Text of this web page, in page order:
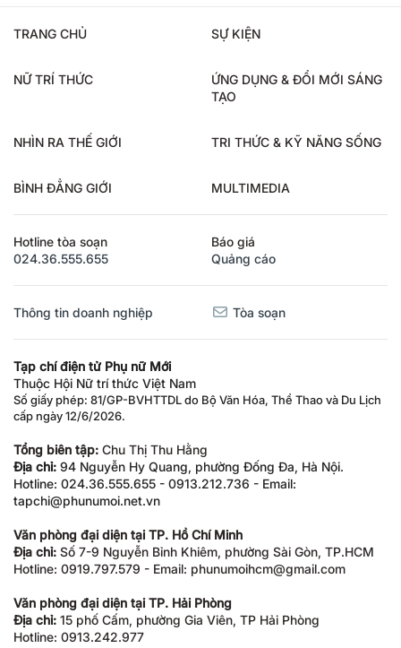
TRANG CHỦ SỰ KIỆN
NỮ TRÍ THỨC
ỨNG DỤNG & ĐỔI MỚI SÁNG
TẠO
NHÌN RA THẾ GIỚI TRI THỨC & KỸ NĂNG SỐNG
BÌNH ĐẲNG GIỚI MULTIMEDIA
Hotline tòa soạn
024.36.555.655
Báo giá
Quảng cáo
Thông tin doanh nghiệp Tòa soạn
Tạp chí điện tử Phụ nữ Mới
Thuộc Hội Nữ trí thức Việt Nam
Số giấy phép: 81/GP-BVHTTDL do Bộ Văn Hóa, Thể Thao và Du Lịch
cấp ngày 12/6/2026.
Tổng biên tập: Chu Thị Thu Hằng
Địa chỉ: 94 Nguyễn Hy Quang, phường Đống Đa, Hà Nội.
Hotline: 024.36.555.655 - 0913.212.736 - Email:
tapchi@phunumoi.net.vn
Văn phòng đại diện tại TP. Hồ Chí Minh
Địa chỉ: Số 7-9 Nguyễn Bỉnh Khiêm, phường Sài Gòn, TP.HCM
Hotline: 0919.797.579 - Email: phunumoihcm@gmail.com
Văn phòng đại diện tại TP. Hải Phòng
Địa chỉ: 15 phố Cấm, phường Gia Viên, TP Hải Phòng
Hotline: 0913.242.977